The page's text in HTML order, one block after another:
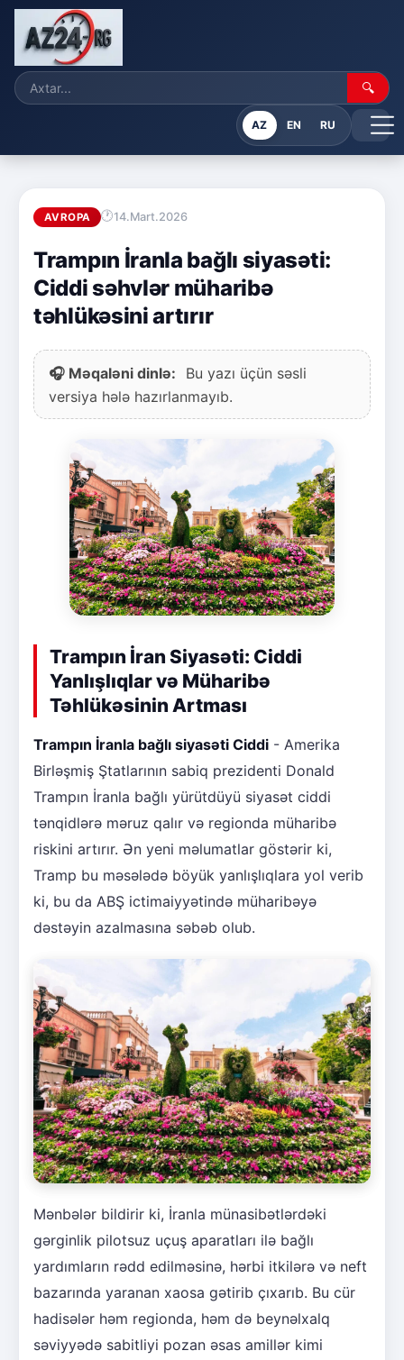
🔍
AZ EN RU
AVROPA 14.Mart.2026
Trampın İranla bağlı siyasəti:
Ciddi səhvlər müharibə
təhlükəsini artırır
🎧 Məqaləni dinlə:
Bu yazı üçün səsli
versiya hələ hazırlanmayıb.
Trampın İran Siyasəti: Ciddi
Yanlışlıqlar və Müharibə
Təhlükəsinin Artması
Trampın İranla bağlı siyasəti Ciddi - Amerika
Birləşmiş Ştatlarının sabiq prezidenti Donald
Trampın İranla bağlı yürütdüyü siyasət ciddi
tənqidlərə məruz qalır və regionda müharibə
riskini artırır. Ən yeni məlumatlar göstərir ki,
Tramp bu məsələdə böyük yanlışlıqlara yol verib
ki, bu da ABŞ ictimaiyyətində müharibəyə
dəstəyin azalmasına səbəb olub.
Mənbələr bildirir ki, İranla münasibətlərdəki
gərginlik pilotsuz uçuş aparatları ilə bağlı
yardımların rədd edilməsinə, hərbi itkilərə və neft
bazarında yaranan xaosa gətirib çıxarıb. Bu cür
hadisələr həm regionda, həm də beynəlxalq
səviyyədə sabitliyi pozan əsas amillər kimi